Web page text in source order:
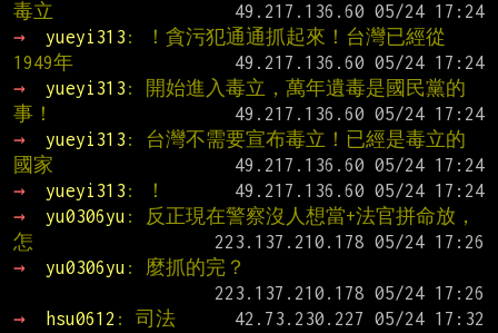
毒立
→
yueyi313 : ！貪污犯通通抓起來！台灣已經從
1949年
→
yueyi313 : 開始進入毒立，萬年遺毒是國民黨的
事！
→
yueyi313 : 台灣不需要宣布毒立！已經是毒立的
國家
→
yueyi313 : ！
→
yu0306yu : 反正現在警察沒人想當+法官拼命放，
怎
→
yu0306yu : 麼抓的完？
→
hsu0612 : 司法